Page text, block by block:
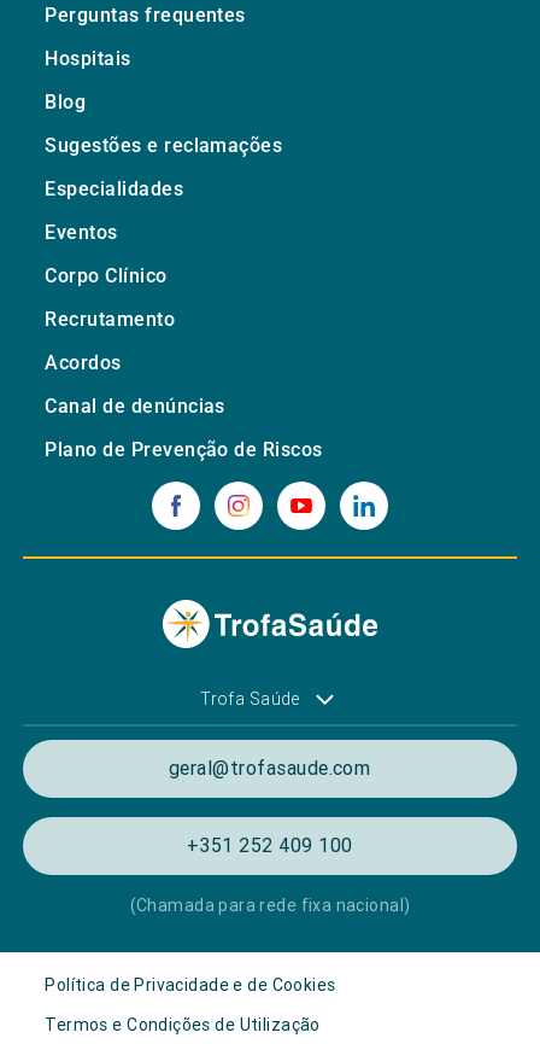
Perguntas frequentes
Hospitais
Blog
Sugestões e reclamações
Especialidades
Eventos
Corpo Clínico
Recrutamento
Acordos
Canal de denúncias
Plano de Prevenção de Riscos
Trofa Saúde
geral@trofasaude.com
+351 252 409 100
(Chamada para rede fixa nacional)
Política de Privacidade e de Cookies
Termos e Condições de Utilização